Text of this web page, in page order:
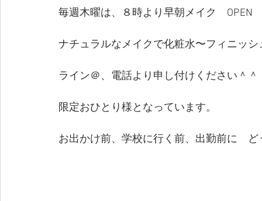
毎週木曜は、８時より早朝メイク　OPEN
ナチュラルなメイクで化粧水〜フィニッシ
ライン＠、電話より申し付けください＾＾
限定おひとり様となっています。
お出かけ前、学校に行く前、出勤前に　ど